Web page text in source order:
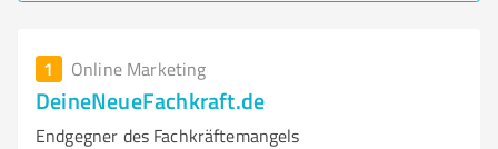
1 Online Marketing
DeineNeueFachkraft.de
Endgegner des Fachkräftemangels